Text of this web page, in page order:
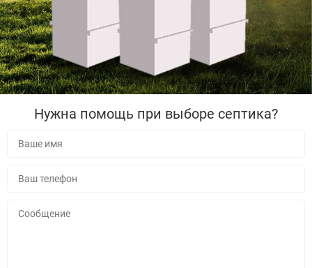
Нужна помощь при выборе септика?